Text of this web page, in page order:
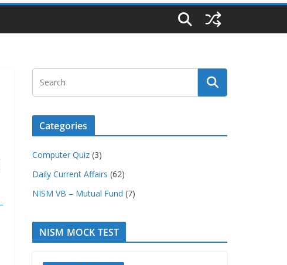
Categories
Computer Quiz (3)
Daily Current Affairs (62)
NISM VB – Mutual Fund (7)
NISM MOCK TEST